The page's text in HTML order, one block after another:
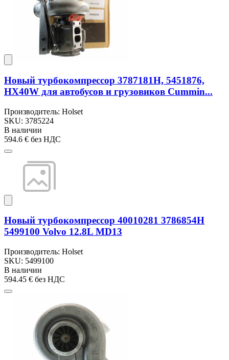
Новый турбокомпрессор 3787181H, 5451876,
HX40W для автобусов и грузовиков Cummin...
Производитель: Holset
SKU: 3785224
В наличии
594.6 € без НДС
Новый турбокомпрессор 40010281 3786854H
5499100 Volvo 12.8L MD13
Производитель: Holset
SKU: 5499100
В наличии
594.45 € без НДС